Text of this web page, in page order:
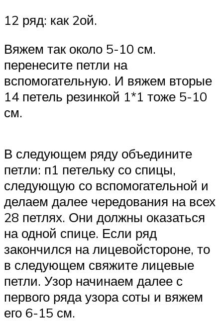
12 ряд: как 2ой.
Вяжем так около 5-10 см.
перенесите петли на
вспомогательную. И вяжем вторые
14 петель резинкой 1*1 тоже 5-10
см.
В следующем ряду объедините
петли: п1 петельку со спицы,
следующую со вспомогательной и
делаем далее чередования на всех
28 петлях. Они должны оказаться
на одной спице. Если ряд
закончился на лицевойстороне, то
в следующем свяжите лицевые
петли. Узор начинаем далее с
первого ряда узора соты и вяжем
его 6-15 см.